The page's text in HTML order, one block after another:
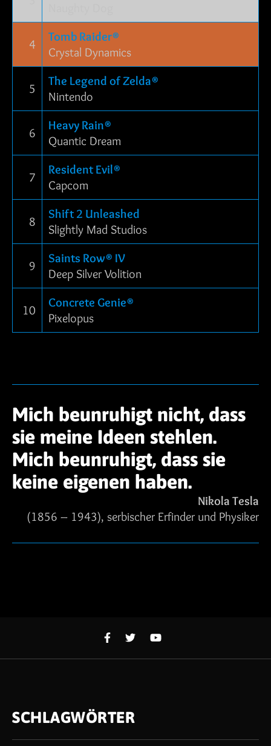
4
Tomb Raider®
Crystal Dynamics
5
The Legend of Zelda®
Nintendo
6
Heavy Rain®
Quantic Dream
7
Resident Evil®
Capcom
8
Shift 2 Unleashed
Slightly Mad Studios
9
Saints Row® IV
Deep Silver Volition
10
Concrete Genie®
Pixelopus
Mich beunruhigt nicht, dass
sie meine Ideen stehlen.
Mich beunruhigt, dass sie
keine eigenen haben.
Nikola Tesla
(1856 – 1943), serbischer Erfinder und Physiker
SCHLAGWÖRTER